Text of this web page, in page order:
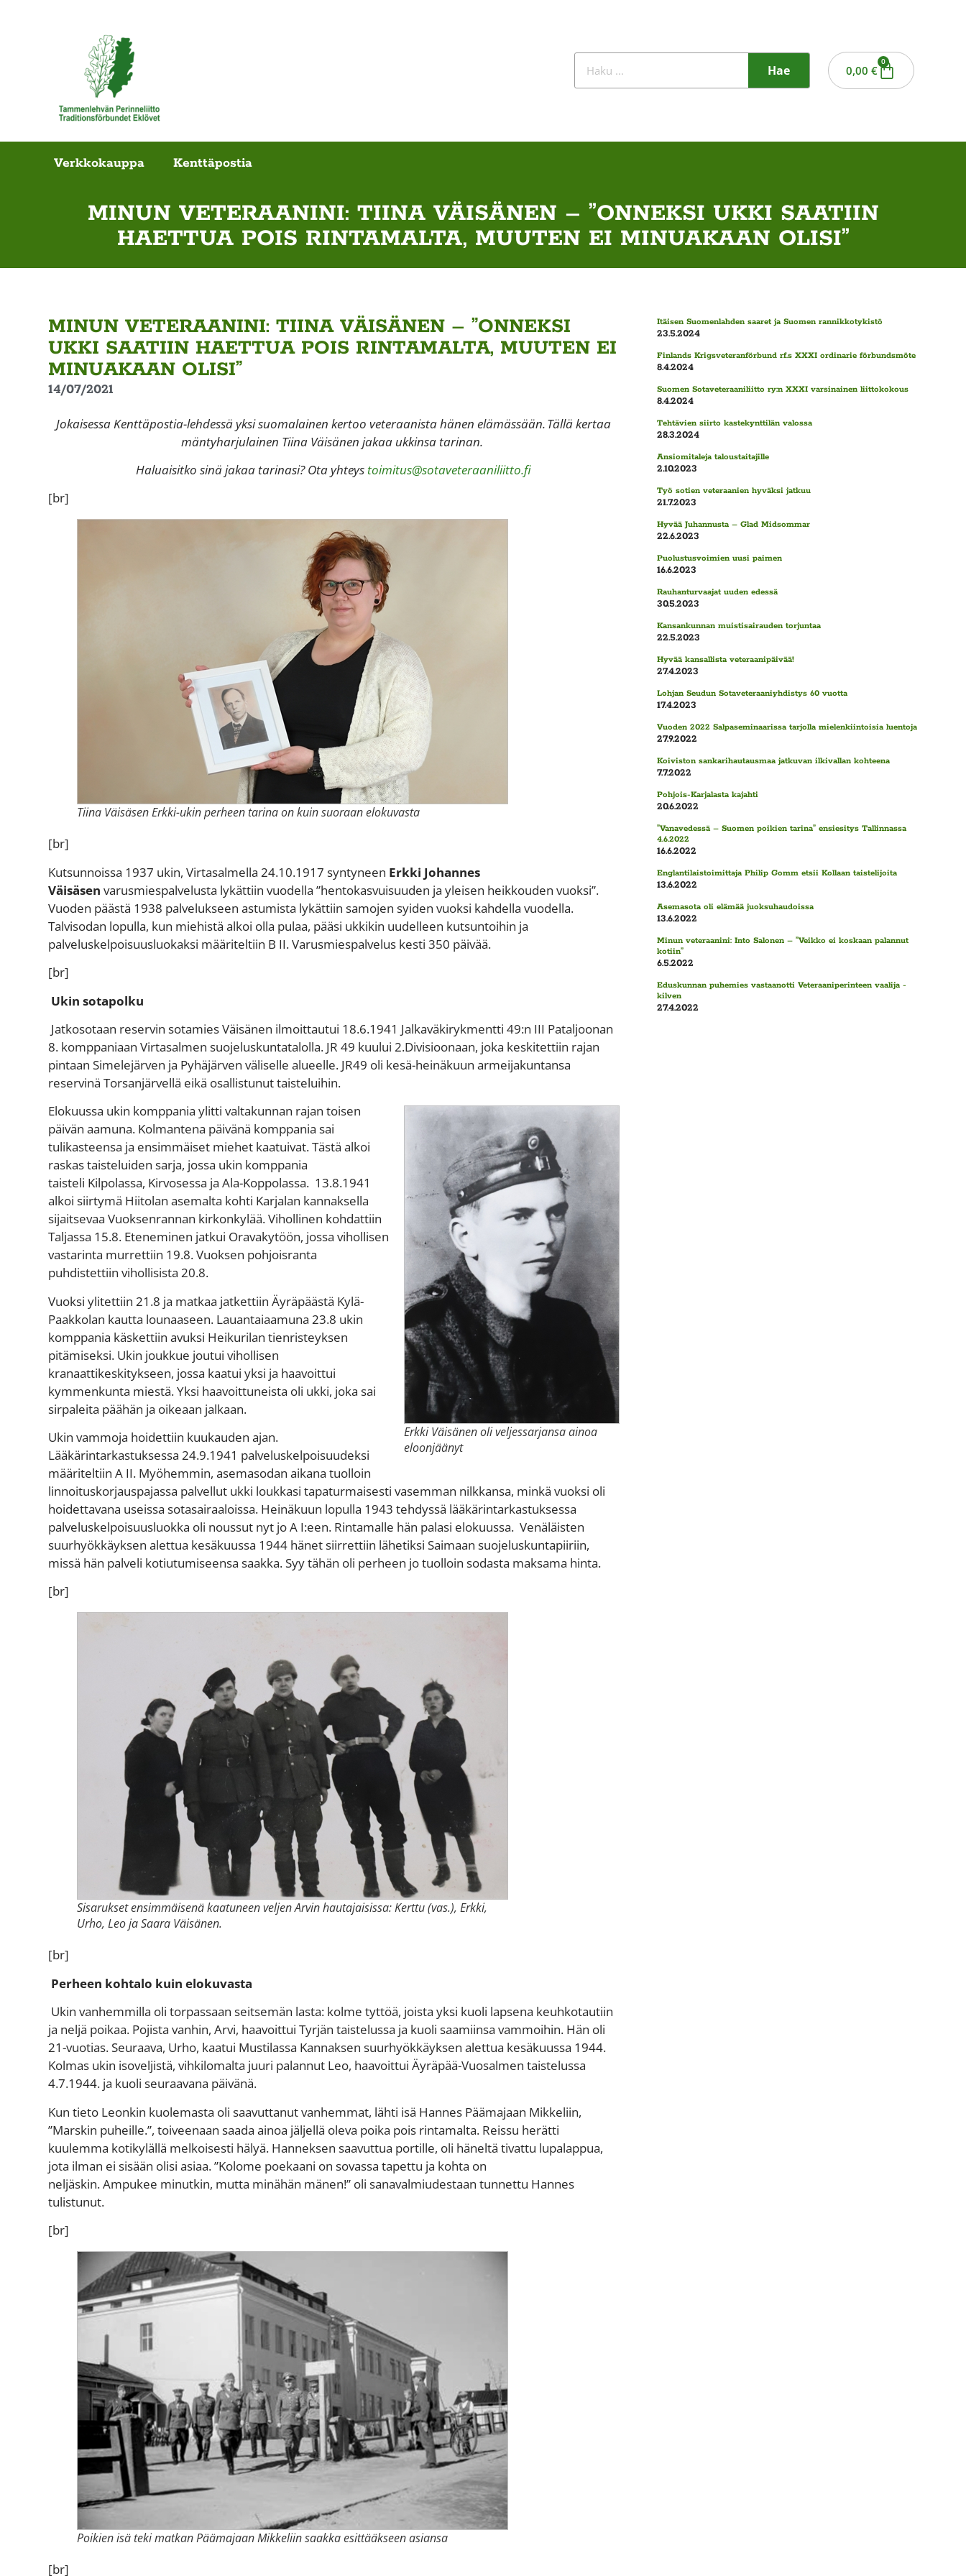
Hae 0,00€
0
Verkkokauppa Kenttäpostia
MINUN VETERAANINI: TIINA VÄISÄNEN – ”ONNEKSI UKKI SAATIIN
HAETTUA POIS RINTAMALTA, MUUTEN EI MINUAKAAN OLISI”
MINUN VETERAANINI: TIINA VÄISÄNEN – ”ONNEKSI
UKKI SAATIIN HAETTUA POIS RINTAMALTA, MUUTEN EI
MINUAKAAN OLISI”
14/07/2021
Jokaisessa Kenttäpostia-lehdessä yksi suomalainen kertoo veteraanista hänen elämässään. Tällä kertaa
mäntyharjulainen Tiina Väisänen jakaa ukkinsa tarinan.
Haluaisitko sinä jakaa tarinasi? Ota yhteys toimitus@sotaveteraaniliitto.fi
[br]
Tiina Väisäsen Erkki-ukin perheen tarina on kuin suoraan elokuvasta
[br]
Kutsunnoissa 1937 ukin, Virtasalmella 24.10.1917 syntyneen Erkki Johannes
Väisäsen varusmiespalvelusta lykättiin vuodella ”hentokasvuisuuden ja yleisen heikkouden vuoksi”.
Vuoden päästä 1938 palvelukseen astumista lykättiin samojen syiden vuoksi kahdella vuodella.
Talvisodan lopulla, kun miehistä alkoi olla pulaa, pääsi ukkikin uudelleen kutsuntoihin ja
palveluskelpoisuusluokaksi määriteltiin B II. Varusmiespalvelus kesti 350 päivää.
[br]
Ukin sotapolku
Jatkosotaan reservin sotamies Väisänen ilmoittautui 18.6.1941 Jalkaväkirykmentti 49:n III Pataljoonan
8. komppaniaan Virtasalmen suojeluskuntatalolla. JR 49 kuului 2.Divisioonaan, joka keskitettiin rajan
pintaan Simelejärven ja Pyhäjärven väliselle alueelle. JR49 oli kesä-heinäkuun armeijakuntansa
reservinä Torsanjärvellä eikä osallistunut taisteluihin.
Erkki Väisänen oli veljessarjansa ainoa
eloonjäänyt
Elokuussa ukin komppania ylitti valtakunnan rajan toisen
päivän aamuna. Kolmantena päivänä komppania sai
tulikasteensa ja ensimmäiset miehet kaatuivat. Tästä alkoi
raskas taisteluiden sarja, jossa ukin komppania
taisteli Kilpolassa, Kirvosessa ja Ala-Koppolassa. 13.8.1941
alkoi siirtymä Hiitolan asemalta kohti Karjalan kannaksella
sijaitsevaa Vuoksenrannan kirkonkylää. Vihollinen kohdattiin
Taljassa 15.8. Eteneminen jatkui Oravakytöön, jossa vihollisen
vastarinta murrettiin 19.8. Vuoksen pohjoisranta
puhdistettiin vihollisista 20.8.
Vuoksi ylitettiin 21.8 ja matkaa jatkettiin Äyräpäästä Kylä-
Paakkolan kautta lounaaseen. Lauantaiaamuna 23.8 ukin
komppania käskettiin avuksi Heikurilan tienristeyksen
pitämiseksi. Ukin joukkue joutui vihollisen
kranaattikeskitykseen, jossa kaatui yksi ja haavoittui
kymmenkunta miestä. Yksi haavoittuneista oli ukki, joka sai
sirpaleita päähän ja oikeaan jalkaan.
Ukin vammoja hoidettiin kuukaudenajan.
Lääkärintarkastuksessa 24.9.1941 palveluskelpoisuudeksi
määriteltiin A II. Myöhemmin, asemasodan aikana tuolloin
linnoituskorjauspajassa palvellut ukki loukkasi tapaturmaisesti vasemman nilkkansa, minkä vuoksi oli
hoidettavana useissa sotasairaaloissa. Heinäkuun lopulla 1943 tehdyssä lääkärintarkastuksessa
palveluskelpoisuusluokka oli noussut nyt joA I:een. Rintamalle hän palasi elokuussa. Venäläisten
suurhyökkäyksen alettua kesäkuussa 1944 hänet siirrettiin lähetiksi Saimaan suojeluskuntapiiriin,
missä hän palveli kotiutumiseensa saakka.Syy tähän oli perheen jo tuolloin sodasta maksama hinta.
[br]
Sisarukset ensimmäisenä kaatuneen veljen Arvin hautajaisissa: Kerttu (vas.), Erkki,
Urho, Leo ja Saara Väisänen.
[br]
Perheen kohtalo kuin elokuvasta
Ukin vanhemmilla oli torpassaan seitsemän lasta: kolme tyttöä, joista yksi kuoli lapsena keuhkotautiin
ja neljä poikaa. Pojista vanhin, Arvi, haavoittui Tyrjän taistelussa ja kuoli saamiinsa vammoihin. Hän oli
21-vuotias. Seuraava, Urho, kaatui Mustilassa Kannaksen suurhyökkäyksen alettua kesäkuussa 1944.
Kolmas ukin isoveljistä,vihkilomalta juuri palannut Leo, haavoittui Äyräpää-Vuosalmen taistelussa
4.7.1944. ja kuoli seuraavana päivänä.
Kun tieto Leonkin kuolemasta oli saavuttanut vanhemmat, lähti isä Hannes Päämajaan Mikkeliin,
”Marskin puheille.”, toiveenaan saada ainoa jäljellä oleva poika pois rintamalta. Reissu herätti
kuulemma kotikylällä melkoisesti hälyä. Hanneksen saavuttua portille, oli häneltä tivattu lupalappua,
jota ilman ei sisään olisi asiaa. ”Kolome poekaani on sovassa tapettu ja kohta on
neljäskin. Ampukee minutkin, mutta minähän mänen!” oli sanavalmiudestaan tunnettu Hannes
tulistunut.
[br]
Poikien isä teki matkan Päämajaan Mikkeliin saakka esittääkseen asiansa
[br]
Itäisen Suomenlahden saaret ja Suomen rannikkotykistö
23.5.2024
Finlands Krigsveteranförbund rf.s XXXI ordinarie förbundsmöte
8.4.2024
Suomen Sotaveteraaniliitto ry:n XXXI varsinainen liittokokous
8.4.2024
Tehtävien siirto kastekynttilän valossa
28.3.2024
Ansiomitaleja taloustaitajille
2.10.2023
Työ sotien veteraanien hyväksi jatkuu
21.7.2023
Hyvää Juhannusta – Glad Midsommar
22.6.2023
Puolustusvoimien uusi paimen
16.6.2023
Rauhanturvaajat uuden edessä
30.5.2023
Kansankunnan muistisairauden torjuntaa
22.5.2023
Hyvää kansallista veteraanipäivää!
27.4.2023
Lohjan Seudun Sotaveteraaniyhdistys 60 vuotta
17.4.2023
Vuoden 2022 Salpaseminaarissa tarjolla mielenkiintoisia luentoja
27.9.2022
Koiviston sankarihautausmaa jatkuvan ilkivallan kohteena
7.7.2022
Pohjois-Karjalasta kajahti
20.6.2022
”Vanavedessä – Suomen poikien tarina” ensiesitys Tallinnassa
4.6.2022
16.6.2022
Englantilaistoimittaja Philip Gomm etsii Kollaan taistelijoita
13.6.2022
Asemasota oli elämää juoksuhaudoissa
13.6.2022
Minun veteraanini: Into Salonen – ”Veikko ei koskaan palannut
kotiin”
6.5.2022
Eduskunnan puhemies vastaanotti Veteraaniperinteen vaalija -
kilven
27.4.2022